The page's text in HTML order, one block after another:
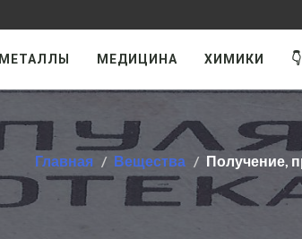
МЕТАЛЛЫ МЕДИЦИНА ХИМИКИ
Главная Вещества Получение,